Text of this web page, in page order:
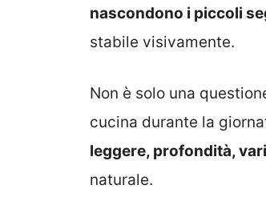
nascondono i piccoli
stabile visivamente.
Non è solo una
cucina durante la
leggere, profondità,
naturale.